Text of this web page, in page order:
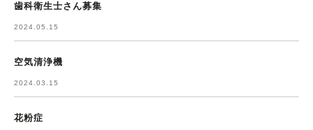
歯科衛生士さん募集
2024.05.15
空気清浄機
2024.03.15
花粉症